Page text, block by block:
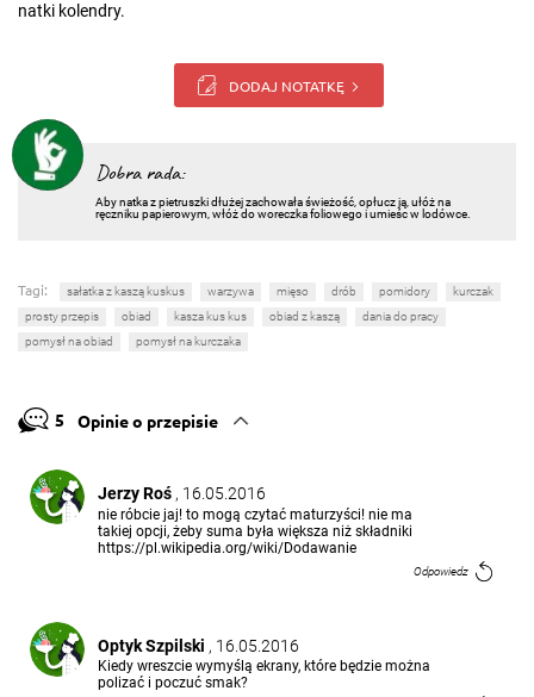
natki kolendry.
DODAJ NOTATKĘ
Dobra rada:
Aby natka z pietruszki dłużej zachowała świeżość, opłucz ją, ułóż na
ręczniku papierowym, włóż do woreczka foliowego i umieśc w lodówce.
Tagi: sałatka z kaszą kuskus warzywa mięso drób pomidory
kurczak
prosty przepis
obiad kasza kus kus obiad z kaszą
dania do pracy
pomysł na obiad
pomysł na kurczaka
5 Opinie o przepisie
Jerzy Roś , 16.05.2016
nie róbcie jaj! to mogą czytać maturzyści! nie ma
takiej opcji, żeby suma była większa niż składniki
https://pl.wikipedia.org/wiki/Dodawanie
Odpowiedz
Optyk Szpilski , 16.05.2016
Kiedy wreszcie wymyślą ekrany, które będzie można
polizać i poczuć smak?